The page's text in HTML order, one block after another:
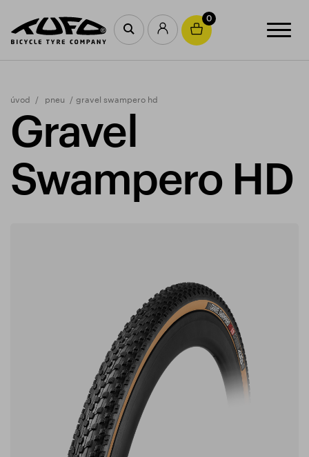
0
úvod pneu gravel swampero hd
Gravel
Swampero HD